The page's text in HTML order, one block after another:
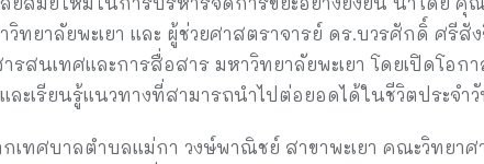
ทยาลัยพะเยา และ ผู้ช่วยศาสตราจารย์ ดร.บวรศักดิ์ ศรี
สนเทศและการสื่อสาร มหาวิทยาลัยพะเยา โดยเปิดโอก
ะเรียนรู้แนวทางที่สามารถนำไปต่อยอดได้ในชีวิตประจำ
เทศบาลตำบลแม่กา วงษ์พาณิชย์ สาขาพะเยา คณะวิทยาศ